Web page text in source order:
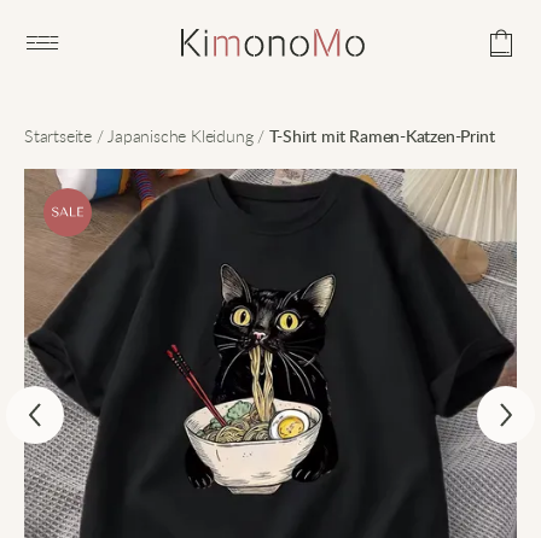
Open main menu
Startseite/Japanische Kleidung/ T-Shirt mit Ramen-Katzen-Print